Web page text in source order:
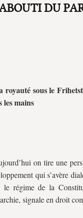
DU
royauté sous le
les mains
on tire une
qui s’avère
le régime de la
signale en droit